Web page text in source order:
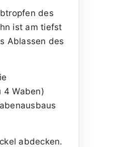
des
ist am tiefst
Ablassen des
4 Waben)
abdecken.